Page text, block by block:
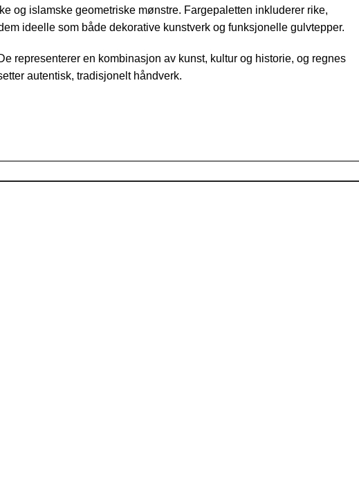
og islamske geometriske mønstre. Fargepaletten inkluderer rike,
ideelle som både dekorative kunstverk og funksjonelle gulvtepper.
representerer en kombinasjon av kunst, kultur og historie, og regnes
autentisk, tradisjonelt håndverk.